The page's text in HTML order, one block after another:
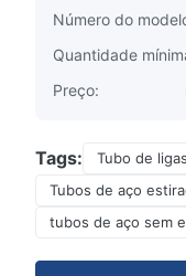
Número do
Quantidade
Preço:
Tags:
Tubo de
Tubos de aço
tubos de aço sem